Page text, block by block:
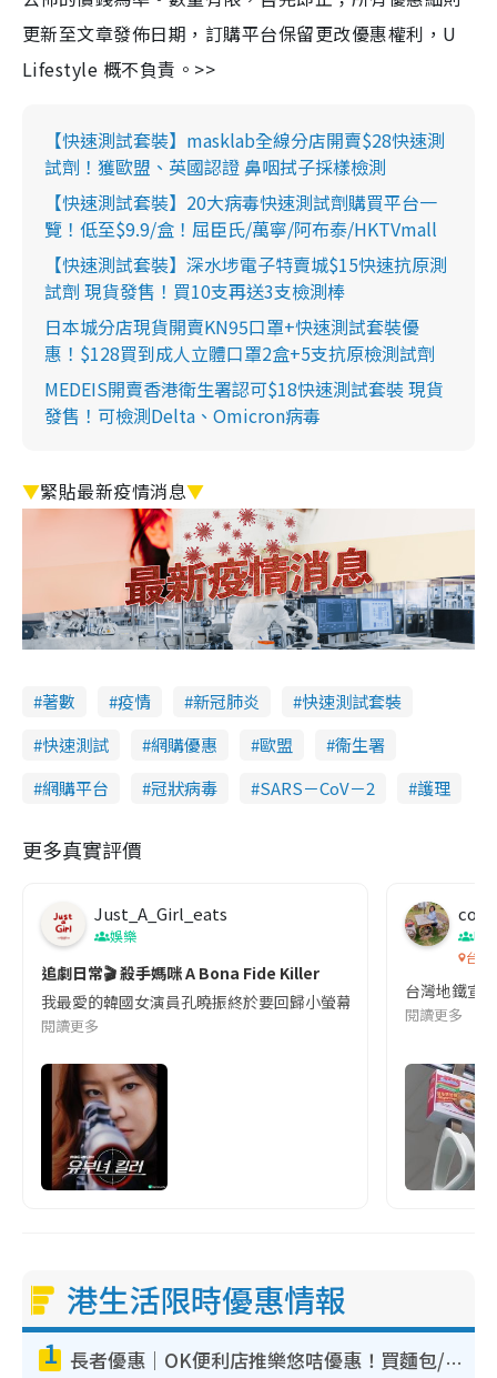
更新至文章發佈日期，訂購平台保留更改優惠權利，U
Lifestyle 概不負責。>>
【快速測試套裝】masklab全線分店開賣$28快速測
試劑！獲歐盟、英國認證 鼻咽拭子採樣檢測
【快速測試套裝】20大病毒快速測試劑購買平台一
覽！低至$9.9/盒！屈臣氏/萬寧/阿布泰/HKTVmall
【快速測試套裝】深水埗電子特賣城$15快速抗原測
試劑 現貨發售！買10支再送3支檢測棒
日本城分店現貨開賣KN95口罩+快速測試套裝優
惠！$128買到成人立體口罩2盒+5支抗原檢測試劑
MEDEIS開賣香港衛生署認可$18快速測試套裝 現貨
發售！可檢測Delta、Omicron病毒
▼緊貼最新疫情消息▼
著數 疫情 新冠肺炎
快速測試套裝
快速測試
網購優惠 歐盟
衞生署
網購平台
冠狀病毒 SARS－CoV－2 護理
更多真實評價
Just_A_Girl_eats
娛樂
追劇日常🎬 殺手媽咪 A Bona Fide Killer
我最愛的韓國女演員孔曉振終於要回歸小螢幕啦!這次的劇本改編
閱讀更多
co
吹
台灣
台灣地鐵宣
閱讀更多
港生活限時優惠情報
1 長者優惠｜OK便利店推樂悠咭優惠！買麵包/牛奶/保健品拍卡即減